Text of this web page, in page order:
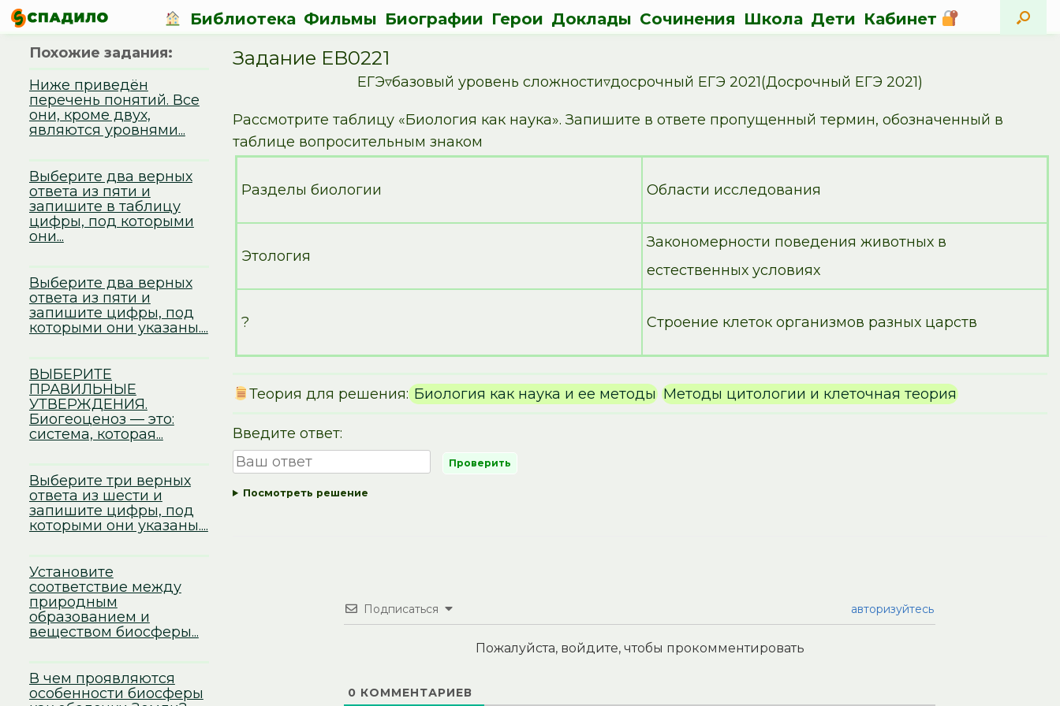
Библиотека Фильмы Биографии Герои Доклады Сочинения Школа Дети Кабинет
Задание EB0221
ЕГЭ▿базовый уровень сложности▿досрочный ЕГЭ 2021(Досрочный ЕГЭ 2021)
Рассмотрите таблицу «Биология как наука». Запишите в ответе пропущенный термин, обозначенный в
таблице вопросительным знаком
Разделы биологии Области исследования
Этология
Закономерности поведения животных в
естественных условиях
? Строение клеток организмов разных царств
Теория для решения:Биология как наука и ее методы Методы цитологии и клеточная теория
Введите ответ:
Посмотреть решение
Подписаться авторизуйтесь
Пожалуйста, войдите, чтобы прокомментировать
0 КОММЕНТАРИЕВ
Похожие задания:
Ниже приведён
перечень понятий. Все
они, кроме двух,
являются уровнями...
Выберите два верных
ответа из пяти и
запишите в таблицу
цифры, под которыми
они...
Выберите два верных
ответа из пяти и
запишите цифры, под
которыми они указаны....
ВЫБЕРИТЕ
ПРАВИЛЬНЫЕ
УТВЕРЖДЕНИЯ.
Биогеоценоз — это:
система, которая...
Выберите три верных
ответа из шести и
запишите цифры, под
которыми они указаны....
Установите
соответствие между
природным
образованием и
веществом биосферы...
В чем проявляются
особенности биосферы